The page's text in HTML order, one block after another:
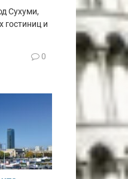
Сухуми,
гостиниц и
0